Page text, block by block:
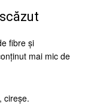
fibre și
mai mic de
cireșe.